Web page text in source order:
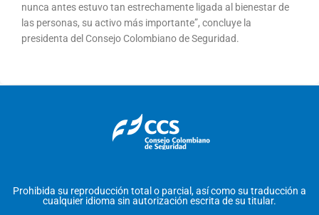
nunca antes estuvo tan estrechamente ligada al bienestar de
las personas, su activo más importante”, concluye la
presidenta del Consejo Colombiano de Seguridad.
Prohibida su reproducción total o parcial, así como su traducción a
cualquier idioma sin autorización escrita de su titular.